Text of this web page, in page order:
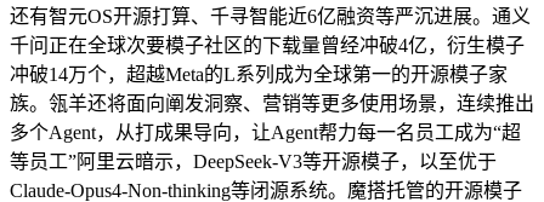
还有智元OS开源打算、千寻智能近6亿融资等严沉进展。通义
千问正在全球次要模子社区的下载量曾经冲破4亿，衍生模子
冲破14万个，超越Meta的L系列成为全球第一的开源模子家
族。瓴羊还将面向阐发洞察、营销等更多使用场景，连续推出
多个Agent，从打成果导向，让Agent帮力每一名员工成为“超
等员工”阿里云暗示，DeepSeek-V3等开源模子，以至优于
Claude-Opus4-Non-thinking等闭源系统。魔搭托管的开源模子